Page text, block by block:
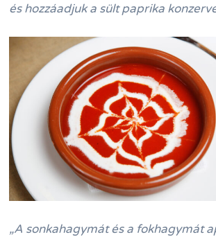
és hozzáadjuk a sült paprika
„A sonkahagymát és a fokhagymát